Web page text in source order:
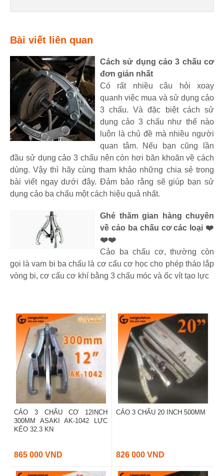
Bài viết liên quan
Cách sử dụng cảo 3 chấu cơ
đơn giản nhất
Có rất nhiều câu hỏi xoay
quanh việc mua và sử dụng cảo
3 chấu. Và đặc biệt cách sử
dụng cảo 3 chấu như thế nào
luôn là chủ đề mà nhiều người
quan tâm. Nếu bạn cũng lần
đầu sử dụng cảo 3 chấu nên còn hơi băn khoăn về cách
dùng. Vậy thì hãy cùng tham khảo những chia sẻ trong
bài viết ngay dưới đây. Đảm bảo rằng sẽ giúp bạn sử
dụng cảo ba chấu một cách hiệu quả nhất.
Ghé thăm gian hàng chuyên
về cảo ba chấu cơ các loại ❤️
❤️❤️
Cảo ba chấu cơ, thường còn
gọi là vam bi ba chấu là cơ cấu cơ học cho phép tháo lắp
vòng bi, cơ cấu cơ khí bằng 3 chấu móc và ốc vít tạo lực
CẢO 3 CHẤU CƠ 12INCH
300MM ASAKI AK-1042 LỰC
KÉO 32.3 KN
865 000 VND
CẢO 3 CHẤU 20 INCH 500MM
826 000 VND